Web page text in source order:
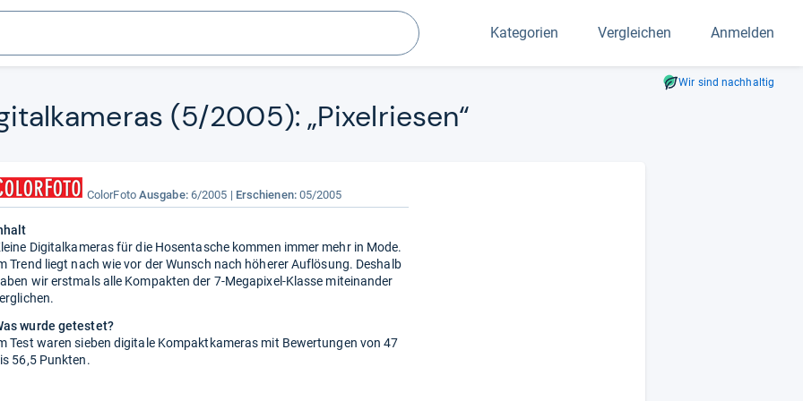
Suchen
Kategorien Vergleichen Anmelden
Wir sind nachhaltig
(5/2005): „Pixel­rie­sen“
ColorFoto Ausgabe: 6/2005 Erschienen:05/2005
Digitalkameras für die Hosentasche kommen immer mehr in Mode.
Trend liegt nach wie vor der Wunsch nach höherer Auflösung. Deshalb
wir erstmals alle Kompakten der 7-Megapixel-Klasse miteinander
wurde getestet?
Test waren sieben digitale Kompaktkameras mit Bewertungen von 47
56,5 Punkten.